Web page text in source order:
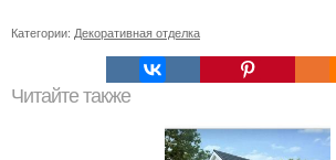
Категории: Декоративная отделка
Читайте также